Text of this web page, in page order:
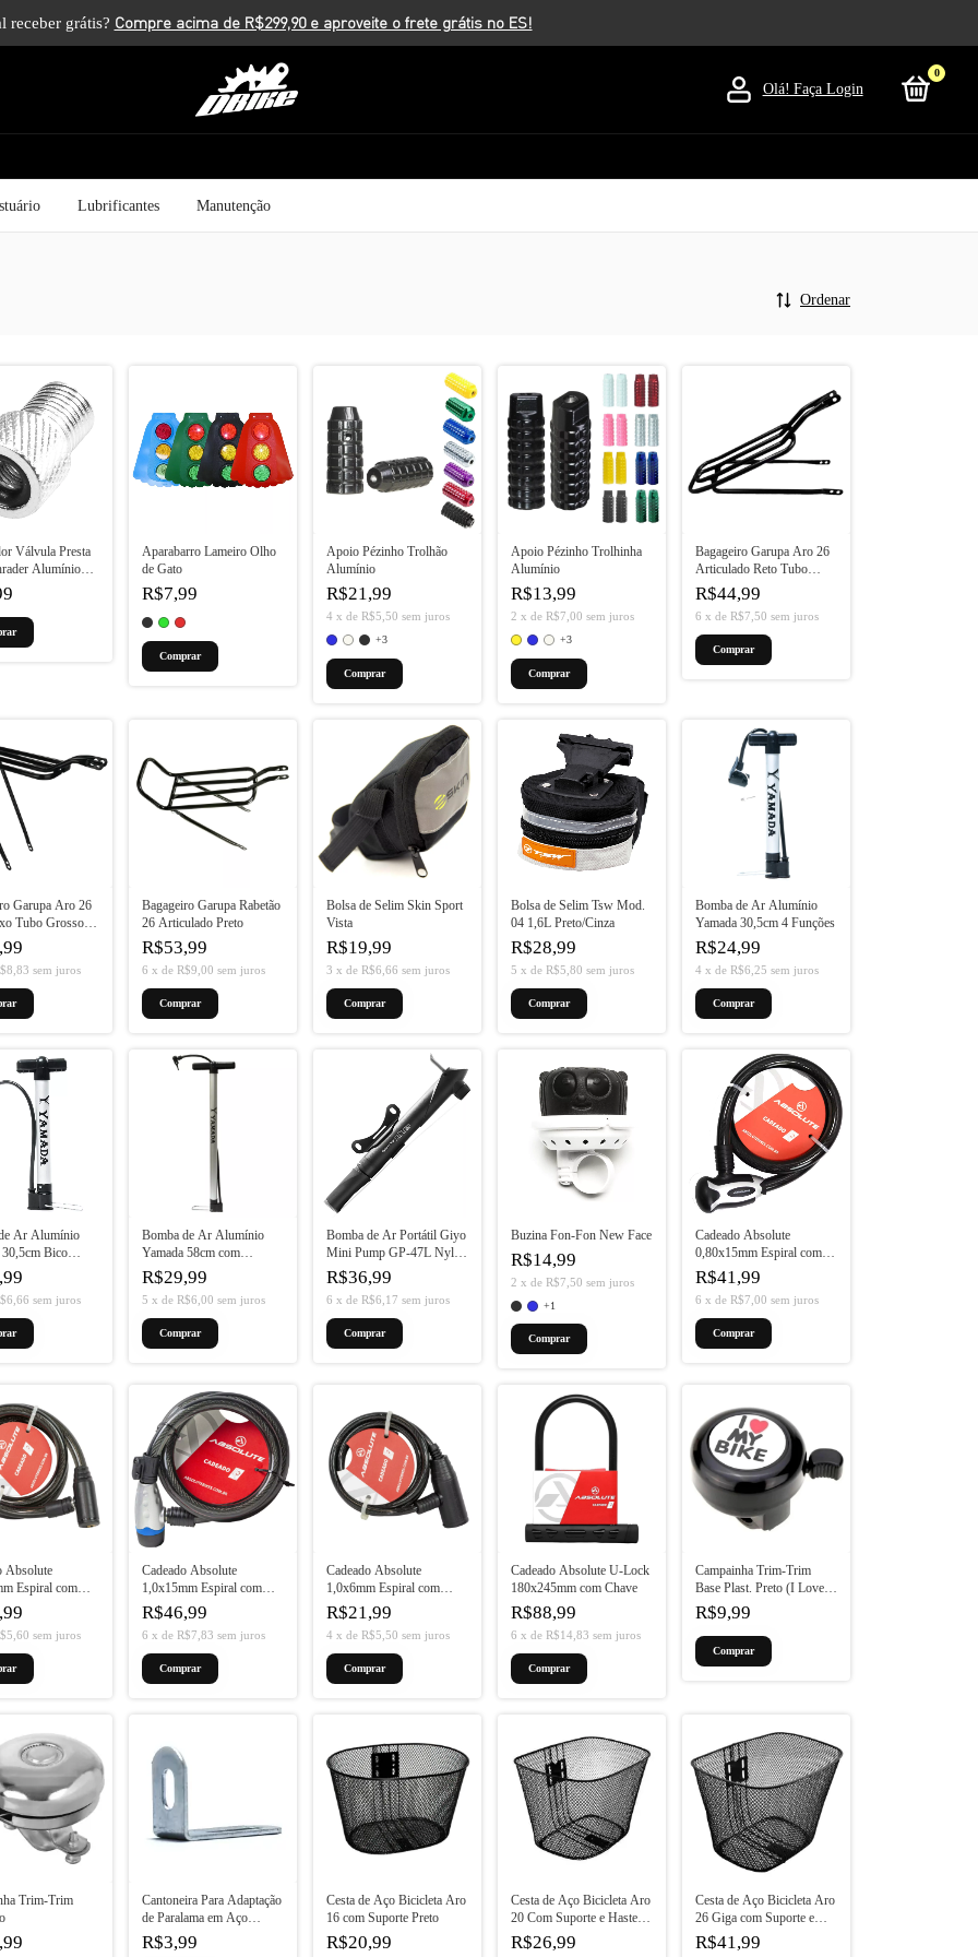
receber grátis?
Olá!Faça Login
0
Lubrificantes Manutenção
Ordenar
Válvula Presta
Alumínio
Aparabarro Lameiro Olho
de Gato
R$7,99
Comprar
Apoio Pézinho Trolhão
Alumínio
R$21,99
4 x de R$5,50 sem juros
+3
Comprar
Apoio Pézinho Trolhinha
Alumínio
R$13,99
2 x de R$7,00 sem juros
+3
Comprar
Bagageiro Garupa Aro 26
Articulado Reto Tubo
Grosso
R$44,99
6 x de R$7,50 sem juros
Garupa Aro 26
Tubo Grosso
sem juros
Bagageiro Garupa Rabetão
26 Articulado Preto
R$53,99
6 x de R$9,00 sem juros
Bolsa de Selim Skin Sport
Vista
R$19,99
3 x de R$6,66 sem juros
Bolsa de Selim Tsw Mod.
04 1,6L Preto/Cinza
R$28,99
5 x de R$5,80 sem juros
Bomba de Ar Alumínio
Yamada 30,5cm 4 Funções
R$24,99
4 x de R$6,25 sem juros
Ar Alumínio
30,5cm Bico
sem juros
Bomba de Ar Alumínio
Yamada 58cm com
Conexão
R$29,99
5 x de R$6,00 sem juros
Bomba de Ar Portátil Giyo
Mini Pump GP-47L Nylon
2 Funções
R$36,99
6 x de R$6,17 sem juros
Buzina Fon-Fon New Face
R$14,99
2 x de R$7,50 sem juros
+1
Comprar
Cadeado Absolute
0,80x15mm Espiral com
Chave Preto
R$41,99
6 x de R$7,00 sem juros
Absolute
Espiral com
sem juros
Cadeado Absolute
1,0x15mm Espiral com
Chave Preto
R$46,99
6 x de R$7,83 sem juros
Cadeado Absolute
1,0x6mm Espiral com
Chave
R$21,99
4 x de R$5,50 sem juros
Cadeado Absolute U-Lock
180x245mm com Chave
R$88,99
6 x de R$14,83 sem juros
Campainha Trim-Trim
Base Plast. Preto (I Love
My Bike)
R$9,99
Trim-Trim
Cantoneira Para Adaptação
de Paralama em Aço
Zincado
R$3,99
Cesta de Aço Bicicleta Aro
16 com Suporte Preto
R$20,99
Cesta de Aço Bicicleta Aro
20 Com Suporte e Haste
Preto
R$26,99
Cesta de Aço Bicicleta Aro
26 Giga com Suporte e
Haste Preto
R$41,99